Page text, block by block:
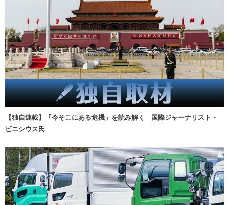
【独自連載】「今そこにある危機」を読み解く 国際ジャーナリスト・
ビニシウス氏